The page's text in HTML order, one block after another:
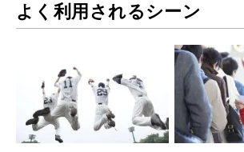
よく利用されるシーン